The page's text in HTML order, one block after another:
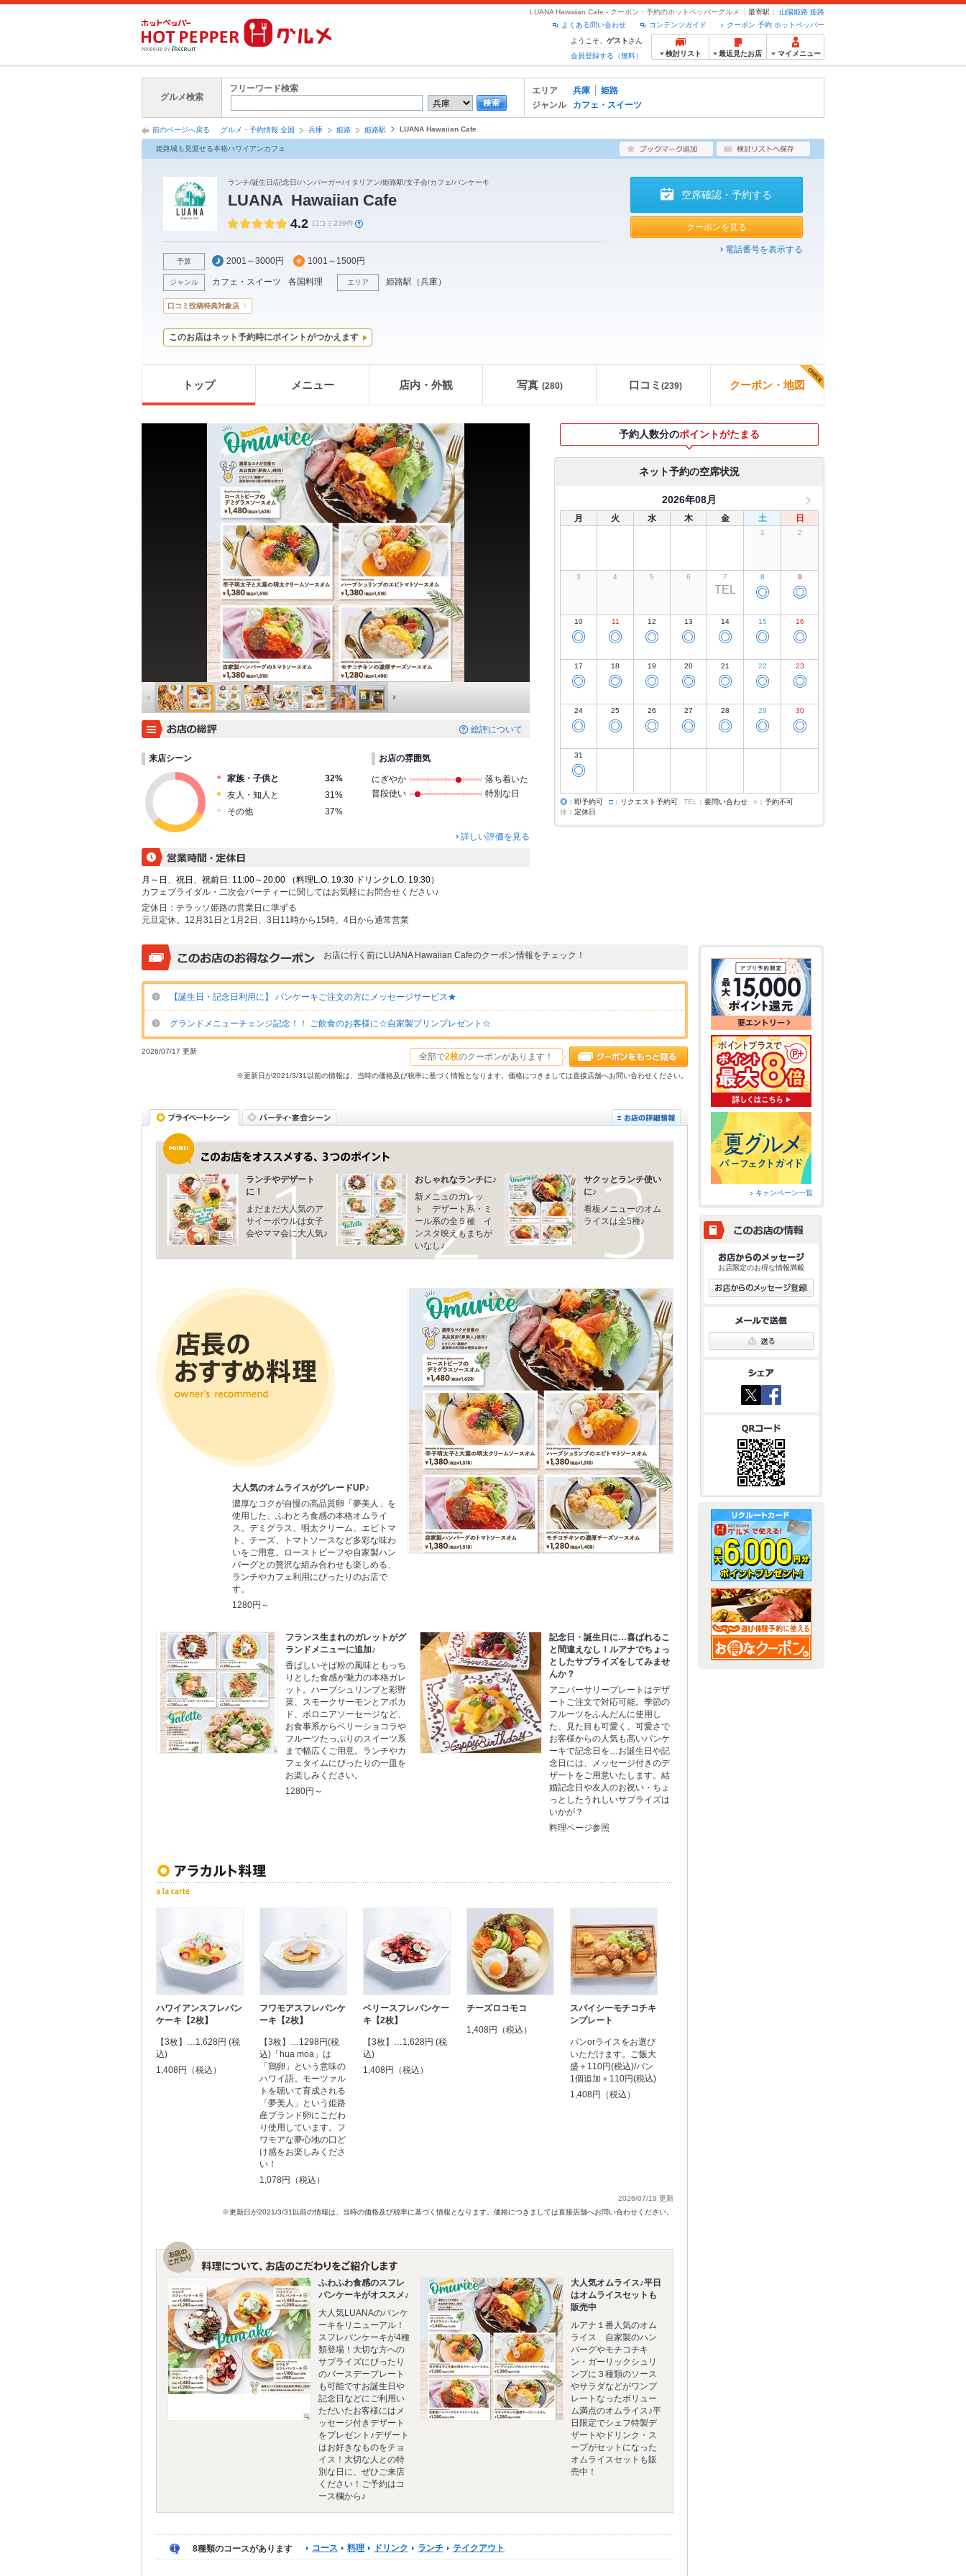
LUANA Hawaiian Cafe - クーポン・予約のホットペッパーグルメ 最寄駅： 山陽姫路 姫路
クーポン 予約 ホットペッパー
コンテンツガイド
よくある問い合わせ
ようこそ、 ゲスト さん
会員登録する（無料）
検討リスト 最近見たお店 マイメニュー
グルメ検索
フリーワード検索 エリア 兵庫
姫路
ジャンル
カフェ・スイーツ
前のページへ戻る グルメ・予約情報 全国 兵庫 姫路 姫路駅 LUANA Hawaiian Cafe
姫路城も見渡せる本格ハワイアンカフェ
ランチ/誕生日/記念日/ハンバーガー/イタリアン/姫路駅/女子会/カフェ/パンケーキ
LUANA Hawaiian Cafe
4.2 口コミ239件
予算 2001～3000円 1001～1500円
ジャンル カフェ・スイーツ 各国料理 エリア 姫路駅 （兵庫）
空席確認・予約する
クーポンを見る
電話番号を表示する
口コミ投稿特典対象店
このお店はネット予約時にポイントがつかえます
トップ メニュー 店内・外観 写真 (280) 口コミ (239) クーポン・地図
総評について
来店シーン
家族・子供と
32%
友人・知人と
31%
その他
37%
お店の雰囲気
にぎやか
落ち着いた
普段使い
特別な日
詳しい評価を見る
月～日、祝日、祝前日: 11:00～20:00 （料理L.O. 19:30 ドリンクL.O. 19:30）
カフェブライダル・二次会パーティーに関してはお気軽にお問合せください♪
定休日： テラッソ姫路の営業日に準ずる
元旦定休。12月31日と1月2日、3日11時から15時。4日から通常営業
予約人数分のポイントがたまる
ネット予約の空席状況
2026年08月
月 火 水 木 金 土 日
1 2
3 4 5 6 7
TEL
8
◎
9
◎
10
◎
11
◎
12
◎
13
◎
14
◎
15
◎
16
◎
17
◎
18
◎
19
◎
20
◎
21
◎
22
◎
23
◎
24
◎
25
◎
26
◎
27
◎
28
◎
29
◎
30
◎
31
◎
◎ ：即予約可 □ ：リクエスト予約可 TEL ：要問い合わせ × ：予約不可
休 ：定休日
お店に行く前にLUANA Hawaiian Cafeのクーポン情報をチェック！
【誕生日・記念日利用に】 パンケーキご注文の方にメッセージサービス★
グランドメニューチェンジ記念！！ ご飲食のお客様に☆自家製プリンプレゼント☆
全部で2枚のクーポンがあります！
2026/07/17 更新
※更新日が2021/3/31以前の情報は、当時の価格及び税率に基づく情報となります。価格につきましては直接店舗へお問い合わせください。
ランチやデザート
に！
まだまだ大人気のア
サイーボウルは女子
会やママ会に大人気♪
おしゃれなランチに♪
新メニュのガレッ
ト デザート系・ミ
ール系の全５種 イ
ンスタ映えもまちが
いなし♪
サクッとランチ使い
に♪
看板メニューのオム
ライスは全5種♪
大人気のオムライスがグレードUP♪
濃厚なコクが自慢の高品質卵「夢美人」を
使用した、ふわとろ食感の本格オムライ
ス。デミグラス、明太クリーム、エビトマ
ト、チーズ、トマトソースなど多彩な味わ
いをご用意。ローストビーフや自家製ハン
バーグとの贅沢な組み合わせも楽しめる、
ランチやカフェ利用にぴったりのお店で
す。
1280円～
フランス生まれのガレットがグ
ランドメニューに追加♪
香ばしいそば粉の風味ともっち
りとした食感が魅力の本格ガレ
ット。ハーブシュリンプと彩野
菜、スモークサーモンとアボカ
ド、ボロニアソーセージなど、
お食事系からベリーショコラや
フルーツたっぷりのスイーツ系
まで幅広くご用意。ランチやカ
フェタイムにぴったりの一皿を
お楽しみください。
1280円～
記念日・誕生日に…喜ばれるこ
と間違えなし！ルアナでちょっ
としたサプライズをしてみませ
んか？
アニバーサリープレートはデザ
ートご注文で対応可能。季節の
フルーツをふんだんに使用し
た、見た目も可愛く、可愛さで
お客様からの人気も高いパンケ
ーキで記念日を…お誕生日や記
念日には、メッセージ付きのデ
ザートをご用意いたします。結
婚記念日や友人のお祝い・ちょ
っとしたうれしいサプライズは
いかが？
料理ページ参照
ハワイアンスフレパン
ケーキ【2枚】
【3枚】…1,628円 (税
込)
1,408円（税込）
フワモアスフレパンケ
ーキ【2枚】
【3枚】…1298円(税
込)「hua moa」は
「鶏卵」という意味の
ハワイ語。モーツァル
トを聴いて育成される
「夢美人」という姫路
産ブランド卵にこだわ
り使用しています。フ
ワモアな夢心地の口ど
け感をお楽しみくださ
い！
1,078円（税込）
ベリースフレパンケー
キ【2枚】
【3枚】…1,628円 (税
込)
1,408円（税込）
チーズロコモコ
1,408円（税込）
スパイシーモチコチキ
ンプレート
パンorライスをお選び
いただけます。ご飯大
盛＋110円(税込)/パン
1個追加＋110円(税込)
1,408円（税込）
2026/07/19 更新
※更新日が2021/3/31以前の情報は、当時の価格及び税率に基づく情報となります。価格につきましては直接店舗へお問い合わせください。
ふわふわ食感のスフレ
パンケーキがオススメ♪
大人気LUANAのパンケ
ーキをリニューアル！
スフレパンケーキが4種
類登場！大切な方への
サプライズにぴったり
のバースデープレート
も可能ですお誕生日や
記念日などにご利用い
ただいたお客様にはメ
ッセージ付きデザート
をプレゼント♪デザート
はお好きなものをチョ
イス！大切な人との特
別な日に、ぜひご来店
ください！ご予約はコ
ース欄から♪
大人気オムライス♪平日
はオムライスセットも
販売中
ルアナ１番人気のオム
ライス 自家製のハン
バーグやモチコチキ
ン・ガーリックシュリ
ンプに３種類のソース
やサラダなどがワンプ
レートなったボリュー
ム満点のオムライス♪平
日限定でシェフ特製デ
ザートやドリンク・ス
ープがセットになった
オムライスセットも販
売中！
8種類のコースがあります コース 料理 ドリンク ランチ テイクアウト
キャンペーン一覧
お店限定のお得な情報満載